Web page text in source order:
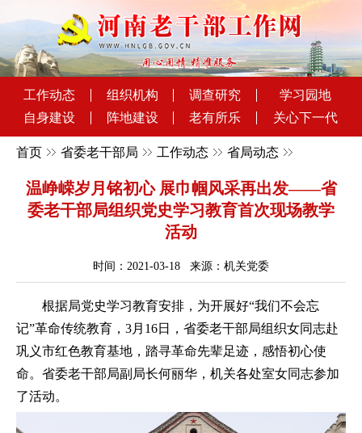
工作动态 组织机构 调查研究
学习园地
自身建设
阵地建设 老有所乐 关心下一代
首页 省委老干部局 工作动态 省局动态
温峥嵘岁月铭初心 展巾帼风采再出发——省
委老干部局组织党史学习教育首次现场教学
活动
时间：2021-03-18 来源：机关党委
根据局党史学习教育安排，为开展好“我们不会忘
记”革命传统教育，3月16日，省委老干部局组织女同志赴
巩义市红色教育基地，踏寻革命先辈足迹，感悟初心使
命。省委老干部局副局长何丽华，机关各处室女同志参加
了活动。